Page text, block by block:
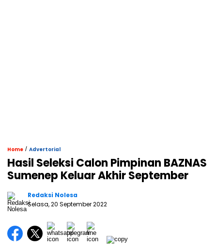
Home / Advertorial
Hasil Seleksi Calon Pimpinan BAZNAS
Sumenep Keluar Akhir September
Redaksi Nolesa
Selasa, 20 September 2022